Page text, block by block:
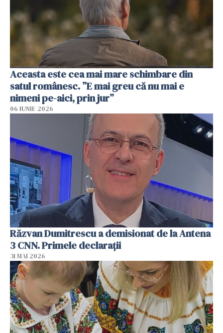
Aceasta este cea mai mare schimbare din
satul românesc. ”E mai greu că nu mai e
nimeni pe-aici, prin jur”
06 IUNIE 2026
Răzvan Dumitrescu a demisionat de la Antena
3 CNN. Primele declarații
31 MAI 2026